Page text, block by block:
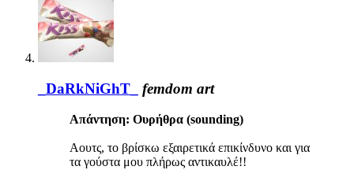
_DaRkNiGhT_ femdom art
Απάντηση: Ουρήθρα (sounding)
Αουτς, το βρίσκω εξαιρετικά επικίνδυνο και για
τα γούστα μου πλήρως αντικαυλέ!!